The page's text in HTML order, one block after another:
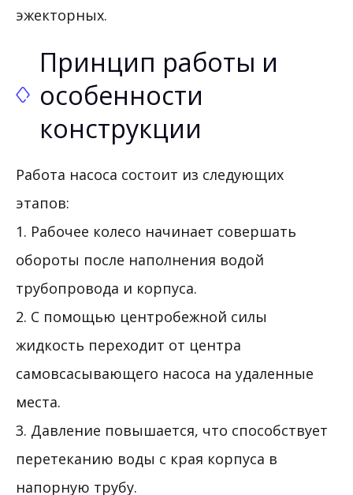
эжекторных.
Принцип работы и
особенности
конструкции
Работа насоса состоит из следующих
этапов:
1. Рабочее колесо начинает совершать
обороты после наполнения водой
трубопровода и корпуса.
2. С помощью центробежной силы
жидкость переходит от центра
самовсасывающего насоса на удаленные
места.
3. Давление повышается, что способствует
перетеканию воды с края корпуса в
напорную трубу.